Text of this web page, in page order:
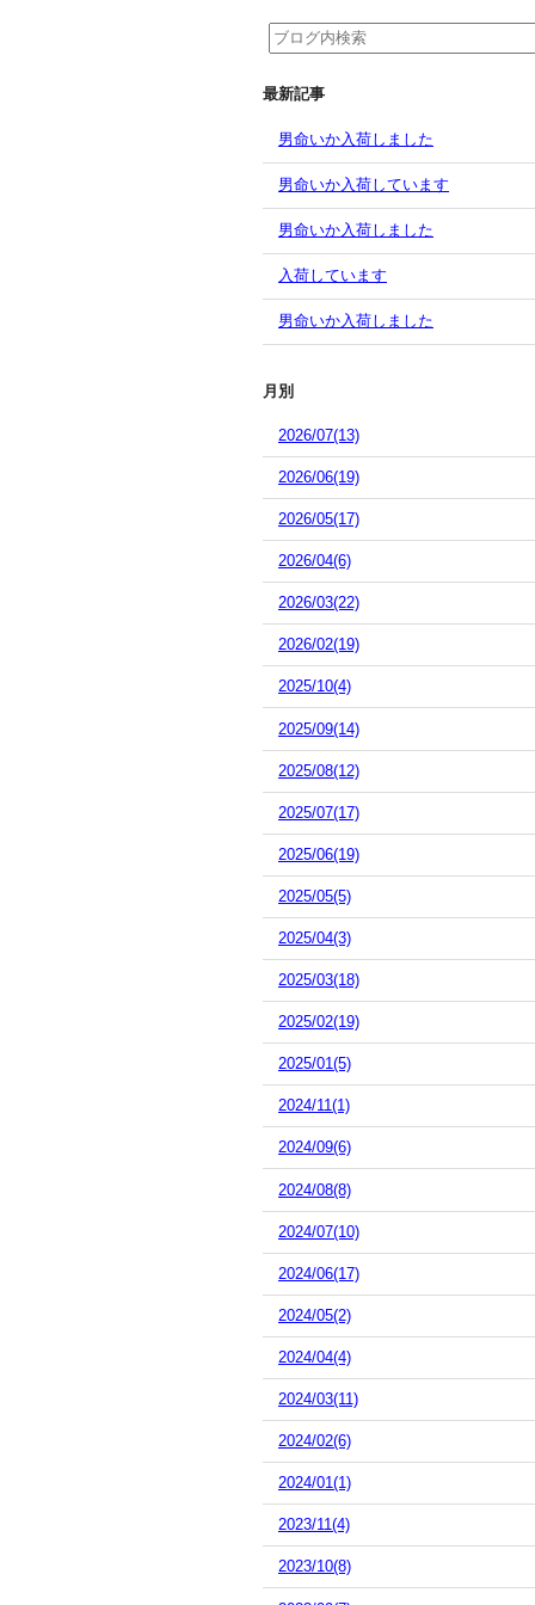
最新記事
男命いか入荷しました
男命いか入荷しています
男命いか入荷しました
入荷しています
男命いか入荷しました
月別
2026/07(13)
2026/06(19)
2026/05(17)
2026/04(6)
2026/03(22)
2026/02(19)
2025/10(4)
2025/09(14)
2025/08(12)
2025/07(17)
2025/06(19)
2025/05(5)
2025/04(3)
2025/03(18)
2025/02(19)
2025/01(5)
2024/11(1)
2024/09(6)
2024/08(8)
2024/07(10)
2024/06(17)
2024/05(2)
2024/04(4)
2024/03(11)
2024/02(6)
2024/01(1)
2023/11(4)
2023/10(8)